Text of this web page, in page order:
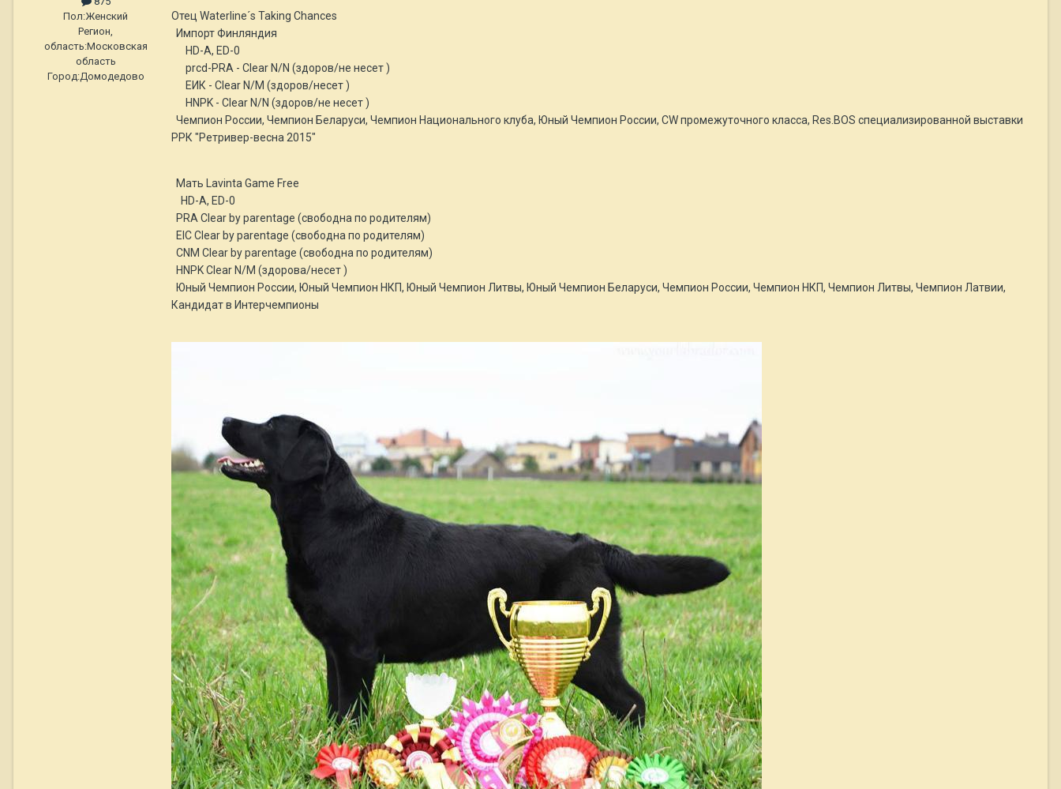
Пол:Женский
Регион,
область:Московская
область
Город:Домодедово
Отец Waterline´s Taking Chances
Импорт Финляндия
HD-A, ED-0
prcd-PRA - Сlear N/N (здоров/не несет )
ЕИК - Сlear N/M (здоров/несет )
HNPK - Сlear N/N (здоров/не несет )
Чемпион России, Чемпион Беларуси, Чемпион Национального клуба, Юный Чемпион России, CW промежуточного класса, Res.BOS специализированной выставки
РРК "Ретривер-весна 2015"
Мать Lavinta Game Free
HD-A, ED-0
PRA Clear by parentage (свободна по родителям)
EIC Clear by parentage (свободна по родителям)
CNM Clear by parentage (свободна по родителям)
HNPK Сlear N/M (здорова/несет )
Юный Чемпион России, Юный Чемпион НКП, Юный Чемпион Литвы, Юный Чемпион Беларуси, Чемпион России, Чемпион НКП, Чемпион Литвы, Чемпион Латвии,
Кандидат в Интерчемпионы